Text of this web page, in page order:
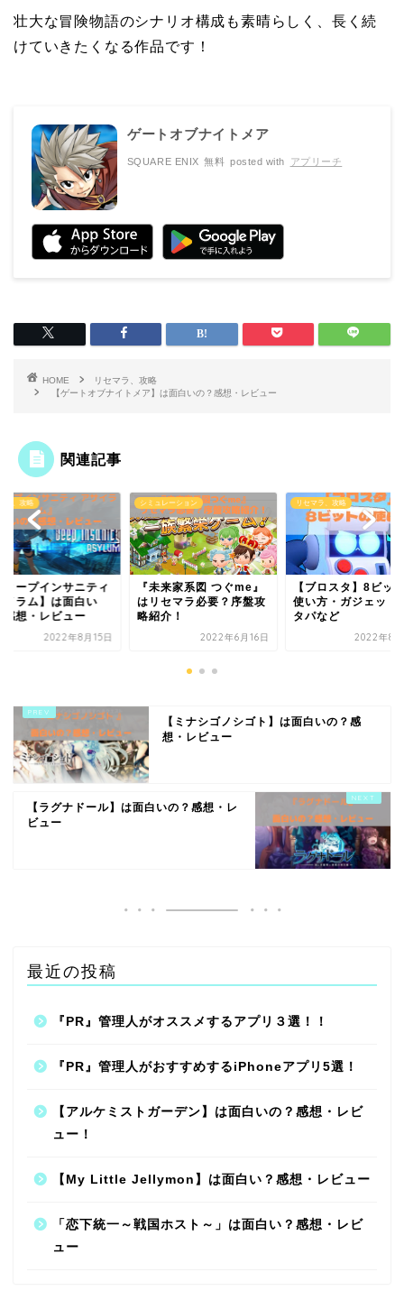
壮大な冒険物語のシナリオ構成も素晴らしく、長く続
けていきたくなる作品です！
ゲートオブナイトメア
SQUARE ENIX 無料 posted with アプリーチ
HOME
リセマラ、攻略
【ゲートオブナイトメア】は面白いの？感想・レビュー
関連記事
ラ、攻略
ィープインサニティ
イラム】は面白い
感想・レビュー
2022年8月15日
シミュレーション
『未来家系図 つぐme』
はリセマラ必要？序盤攻
略紹介！
2022年6月16日
リセマラ、攻略
【ブロスタ】8ビッ
使い方・ガジェット
タパなど
2022年8
【ミナシゴノシゴト】は面白いの？感
想・レビュー
【ラグナドール】は面白いの？感想・レ
ビュー
最近の投稿
『PR』管理人がオススメするアプリ３選！！
『PR』管理人がおすすめするiPhoneアプリ5選！
【アルケミストガーデン】は面白いの？感想・レビ
ュー！
【My Little Jellymon】は面白い？感想・レビュー
「恋下統一～戦国ホスト～」は面白い？感想・レビ
ュー